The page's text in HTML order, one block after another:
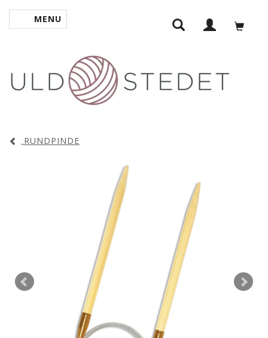
SKIFTE NAVIGATION
MENU
RUNDPINDE